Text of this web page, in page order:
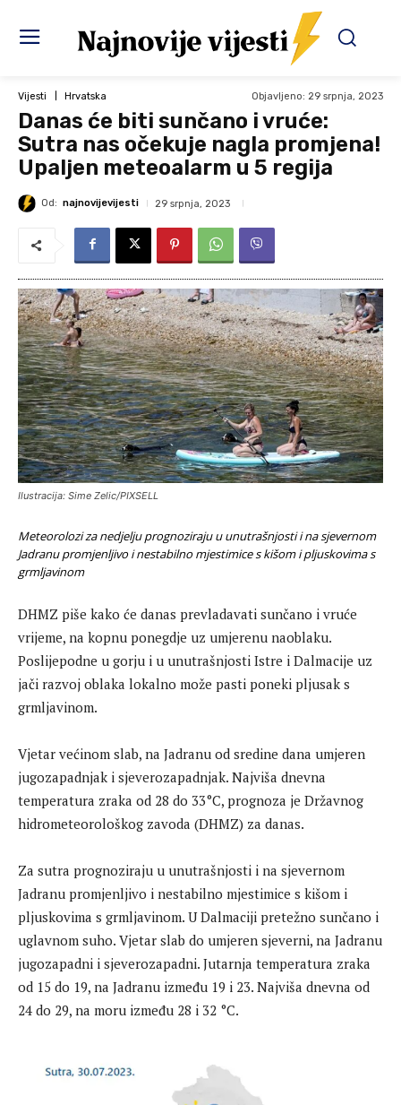
Vijesti Hrvatska Objavljeno: 29 srpnja, 2023
Danas će biti sunčano i vruće:
Sutra nas očekuje nagla promjena!
Upaljen meteoalarm u 5 regija
Od: najnovijevijesti 29 srpnja, 2023
Ilustracija: Sime Zelic/PIXSELL
Meteorolozi za nedjelju prognoziraju u unutrašnjosti i na sjevernom
Jadranu promjenljivo i nestabilno mjestimice s kišom i pljuskovima s
grmljavinom
DHMZ piše kako će danas prevladavati sunčano i vruće
vrijeme, na kopnu ponegdje uz umjerenu naoblaku.
Poslijepodne u gorju i u unutrašnjosti Istre i Dalmacije uz
jači razvoj oblaka lokalno može pasti poneki pljusak s
grmljavinom.
Vjetar većinom slab, na Jadranu od sredine dana umjeren
jugozapadnjak i sjeverozapadnjak. Najviša dnevna
temperatura zraka od 28 do 33°C, prognoza je Državnog
hidrometeorološkog zavoda (DHMZ) za danas.
Za sutra prognoziraju u unutrašnjosti i na sjevernom
Jadranu promjenljivo i nestabilno mjestimice s kišom i
pljuskovima s grmljavinom. U Dalmaciji pretežno sunčano i
uglavnom suho. Vjetar slab do umjeren sjeverni, na Jadranu
jugozapadni i sjeverozapadni. Jutarnja temperatura zraka
od 15 do 19, na Jadranu između 19 i 23. Najviša dnevna od
24 do 29, na moru između 28 i 32 °C.